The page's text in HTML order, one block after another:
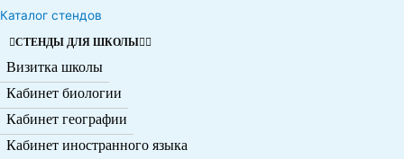
Каталог стендов
СТЕНДЫ ДЛЯ ШКОЛЫ
Визитка школы
Кабинет биологии
Кабинет географии
Кабинет иностранного языка